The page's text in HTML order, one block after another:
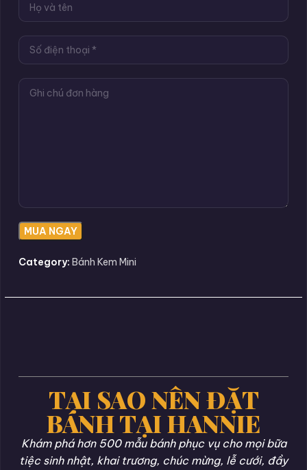
Category: Bánh Kem Mini
TẠI SAO NÊN ĐẶT
BÁNH TẠI HANNIE
Khám phá hơn 500 mẫu bánh phục vụ cho mọi bữa
tiệc sinh nhật, khai trương, chúc mừng, lễ cưới, đầy